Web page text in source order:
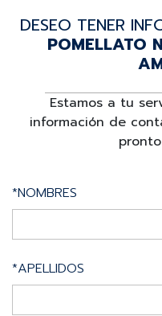
DESEO TENER
POMELLATO
Estamos a tu
información de
*NOMBRES
*APELLIDOS